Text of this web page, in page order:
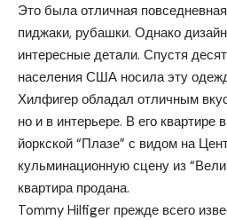
Это была отличная
пиджаки, рубашки. Однако
интересные детали. Спустя
населения США носила эту
Хилфигер обладал отличным
но и в интерьере. В его квартире
йоркской “Плазе” с видом на
кульминационную сцену из
квартира продана.
Tommy Hilfiger прежде всего